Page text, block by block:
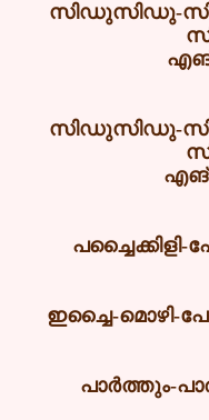
സിഡുസിഡു-
സിഡുസിഡു-
ഇച്ചൈ-മൊഴി-
പാർത്തും-